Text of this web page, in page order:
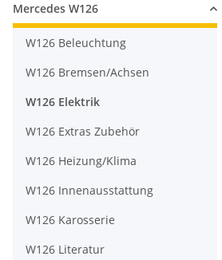
Mercedes W126
W126 Beleuchtung
W126 Bremsen/Achsen
W126 Elektrik
W126 Extras Zubehör
W126 Heizung/Klima
W126 Innenausstattung
W126 Karosserie
W126 Literatur